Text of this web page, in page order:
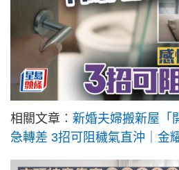
相關文章︰ 新婚夫婦搬新屋「
急轉差 3招可阻穢氣直沖｜金